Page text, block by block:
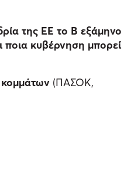
της ΕΕ το Β εξάμηνο
ποια κυβέρνηση μπορεί
κομμάτων (ΠΑΣΟΚ,